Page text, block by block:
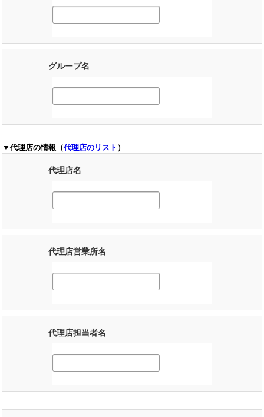
グループ名
▼代理店の情報（代理店のリスト ）
代理店名
代理店営業所名
代理店担当者名